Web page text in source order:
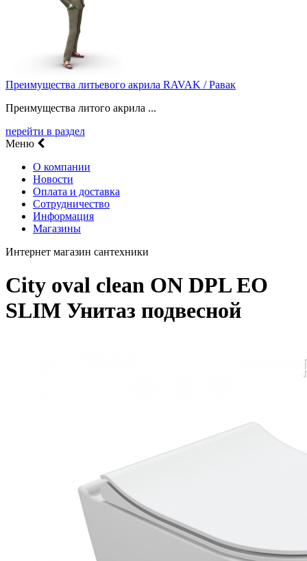
Преимущества литьевого акрила RAVAK / Равак
Преимущества литого акрила ...
перейти в раздел
Меню
О компании
Новости
Оплата и доставка
Сотрудничество
Информация
Магазины
Интернет магазин сантехники
City oval clean ON DPL EO
SLIM Унитаз подвесной